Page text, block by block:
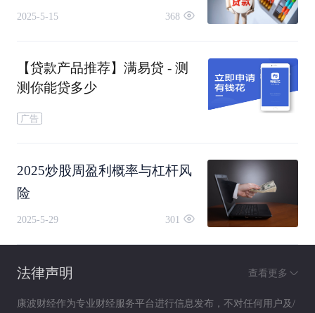
2025-5-15 368
【贷款产品推荐】满易贷 - 测
测你能贷多少
广告
2025炒股周盈利概率与杠杆风
险
2025-5-29 301
法律声明 查看更多
康波财经作为专业财经服务平台进行信息发布，不对任何用户及/